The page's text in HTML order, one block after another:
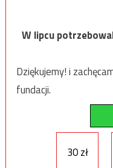
W lipcu
Dziękujemy! i
fundacji.
30 zł